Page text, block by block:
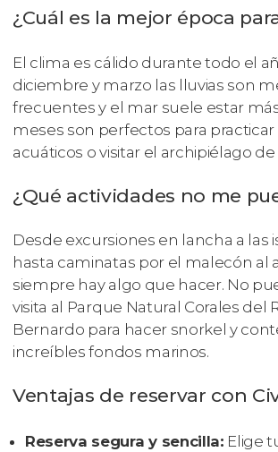
¿Cuál es la mejor época
El clima es cálido durante todo el
diciembre y marzo las lluvias son
frecuentes y el mar suele estar
meses son perfectos para
acuáticos o visitar el archipiélago
¿Qué actividades no me
Desde excursiones en lancha a las
hasta caminatas por el malecón al
siempre hay algo que hacer. No
visita al Parque Natural Corales del
Bernardo para hacer snorkel y
increíbles fondos marinos.
Ventajas de reservar con
Reserva segura y sencilla: Elige